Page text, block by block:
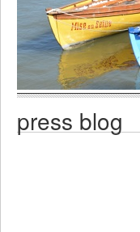
press blog